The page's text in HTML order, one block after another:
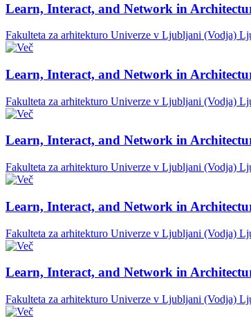
Learn, Interact, and Network in
Fakulteta za arhitekturo Univerze v Ljubljani (Vodja)
Learn, Interact, and Network in
Fakulteta za arhitekturo Univerze v Ljubljani (Vodja)
Learn, Interact, and Network in
Fakulteta za arhitekturo Univerze v Ljubljani (Vodja)
Learn, Interact, and Network in
Fakulteta za arhitekturo Univerze v Ljubljani (Vodja)
Learn, Interact, and Network in
Fakulteta za arhitekturo Univerze v Ljubljani (Vodja)